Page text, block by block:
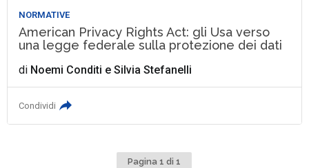
NORMATIVE
American Privacy Rights Act: gli Usa verso
una legge federale sulla protezione dei dati
di Noemi Conditi eSilvia Stefanelli
Condividi
Pagina 1 di 1